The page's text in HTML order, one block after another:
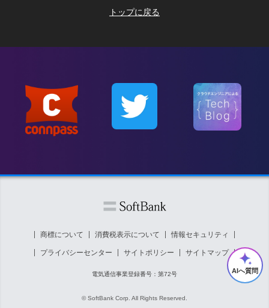
トップに戻る
商標について 消費税表示について 情報セキュリティ
プライバシーセンター サイトポリシー サイトマップ
電気通信事業登録番号：第72号
© SoftBank Corp. All Rights Reserved.
AIへ質問